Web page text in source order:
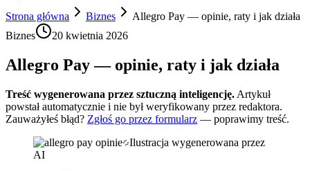
Strona główna Biznes
Allegro Pay — opinie, raty i jak działa
Biznes
20 kwietnia 2026
Allegro Pay — opinie, raty i jak działa
Treść wygenerowana przez sztuczną inteligencję. Artykuł
powstał automatycznie i nie był weryfikowany przez redaktora.
Zauważyłeś błąd? Zgłoś go przez formularz — poprawimy treść.
Ilustracja wygenerowana przez
AI